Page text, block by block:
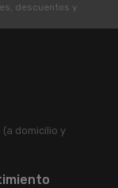
descuentos y
domicilio y